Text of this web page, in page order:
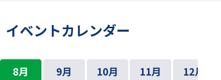
イベントカレンダー
8月 9月 10月 11月 12月